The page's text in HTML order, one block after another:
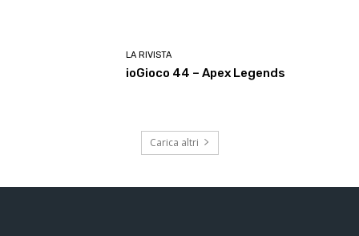
LA RIVISTA
ioGioco 44 – Apex Legends
Carica altri